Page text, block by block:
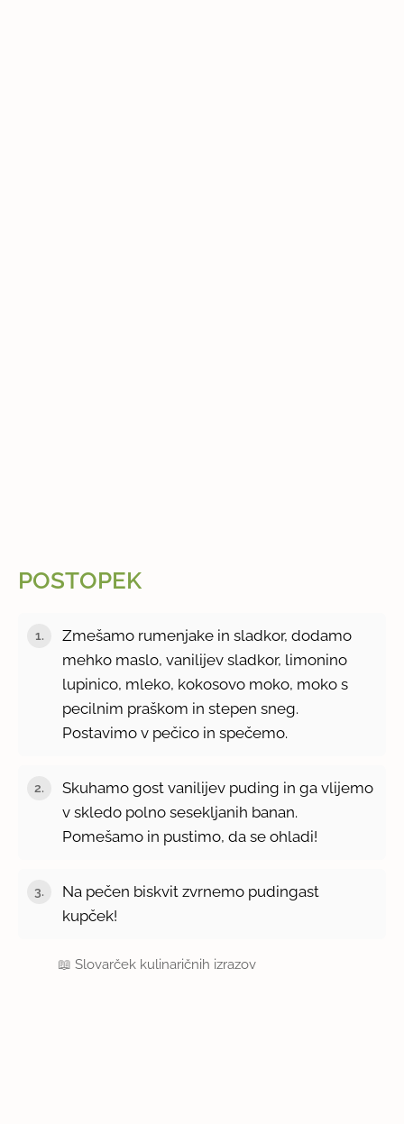
POSTOPEK
Zmešamo rumenjake in sladkor, dodamo
mehko maslo, vanilijev sladkor, limonino
lupinico, mleko, kokosovo moko, moko s
pecilnim praškom in stepen sneg.
Postavimo v pečico in spečemo.
Skuhamo gost vanilijev puding in ga vlijemo
v skledo polno sesekljanih banan.
Pomešamo in pustimo, da se ohladi!
Na pečen biskvit zvrnemo pudingast
kupček!
📖Slovarček kulinaričnih izrazov